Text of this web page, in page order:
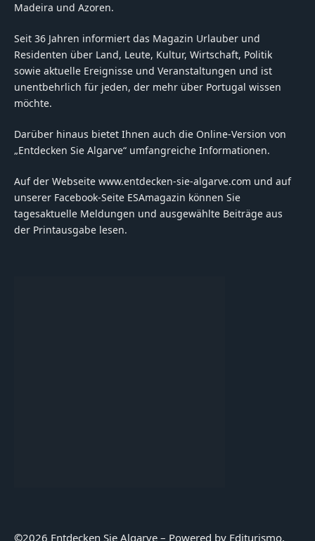
Madeira und Azoren.
Seit 36 Jahren informiert das Magazin Urlauber und
Residenten über Land, Leute, Kultur, Wirtschaft, Politik
sowie aktuelle Ereignisse und Veranstaltungen und ist
unentbehrlich für jeden, der mehr über Portugal wissen
möchte.
Darüber hinaus bietet Ihnen auch die Online-Version von
„Entdecken Sie Algarve“ umfangreiche Informationen.
Auf der Webseite www.entdecken-sie-algarve.com und auf
unserer Facebook-Seite ESAmagazin können Sie
tagesaktuelle Meldungen und ausgewählte Beiträge aus
der Printausgabe lesen.
©2026 Entdecken Sie Algarve – Powered by Editurismo,